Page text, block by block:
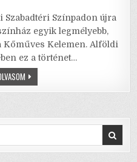
ai
l
ai
l
at
s
A
ar
e
Szabadtéri Színpadon újra
egyik legmélyebb,
Kőműves Kelemen. Alföldi
ez a történet…
KŐMŰVES
KELEMEN
VISSZATÉR
VELÜNK
EGYÜTT
A
VILÁGRA